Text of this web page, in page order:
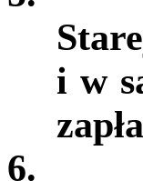
i w
6.